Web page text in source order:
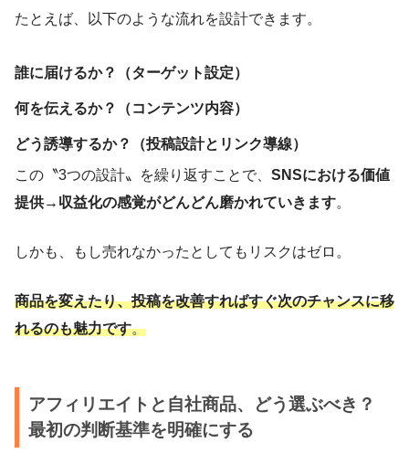
たとえば、以下のような流れを設計できます。
誰に届けるか？（ターゲット設定）
何を伝えるか？（コンテンツ内容）
どう誘導するか？（投稿設計とリンク導線）
この〝3つの設計〟を繰り返すことで、 SNSにおける価値
提供→収益化の感覚がどんどん磨かれていきます。
しかも、もし売れなかったとしてもリスクはゼロ。
商品を変えたり、投稿を改善すればすぐ次のチャンスに移
れるのも魅力です。
アフィリエイトと自社商品、どう選ぶべき？
最初の判断基準を明確にする